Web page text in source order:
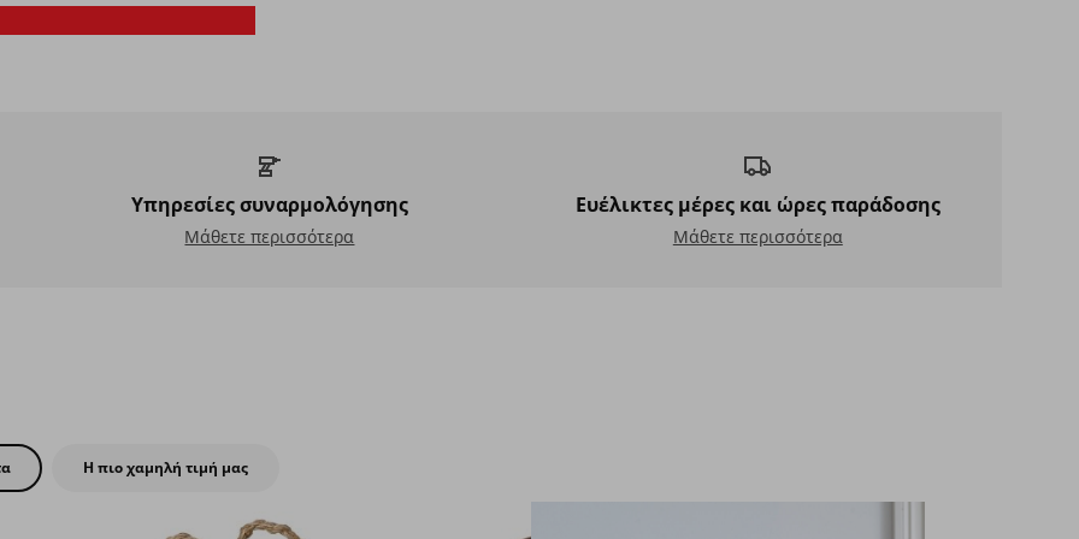
Υπηρεσίες συναρμολόγησης
Υπηρεσίες συναρμολόγησης
Μάθετε περισσότερα
Ευέλικτες μέρες και ώρες παράδοσης
Ευέλικτες μέρες και ώρες παράδοσης
Μάθετε περισσότερα
Η πιο χαμηλή τιμή μας